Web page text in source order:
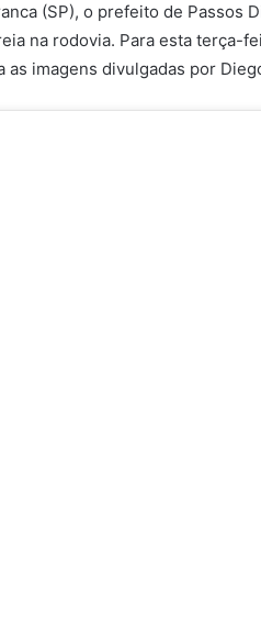
(SP), o prefeito de Passos
na rodovia. Para esta terça-
as imagens divulgadas por